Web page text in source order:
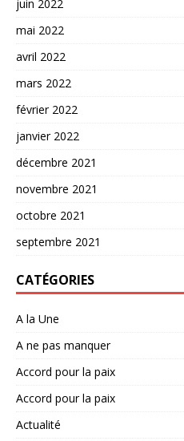
juin 2022
mai 2022
avril 2022
mars 2022
février 2022
janvier 2022
décembre 2021
novembre 2021
octobre 2021
septembre 2021
CATÉGORIES
A la Une
A ne pas manquer
Accord pour la paix
Accord pour la paix
Actualité